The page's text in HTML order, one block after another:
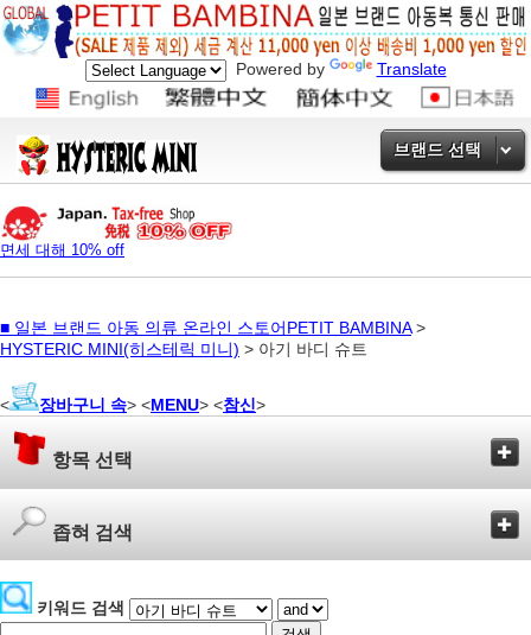
Powered by Translate
브랜드 선택
면세 대해 10% off
■ 일본 브랜드 아동 의류 온라인 스토어PETIT BAMBINA>
HYSTERIC MINI(히스테릭 미니) > 아기 바디 슈트
< 장바구니 속> <MENU> <참신>
항목 선택
좁혀 검색
키워드 검색